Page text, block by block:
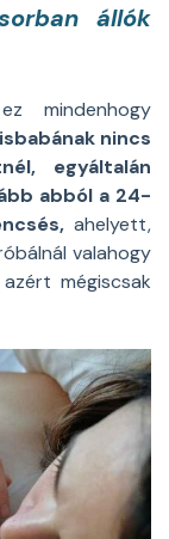
állók
mindenhogy
nincs
egyáltalán
abból a 24-
ahelyett,
valahogy
mégiscsak